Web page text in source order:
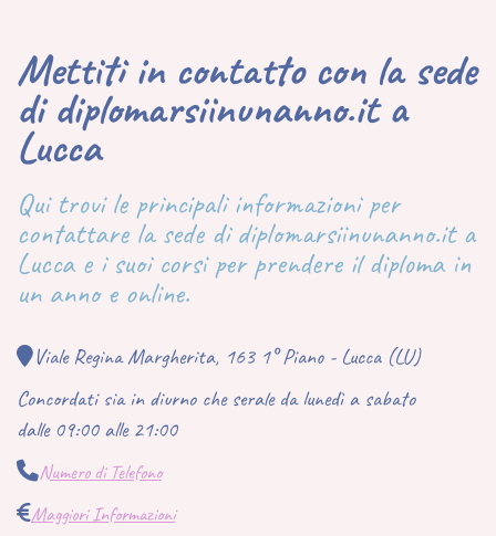
Mettiti in contatto con la sede
di diplomarsiinunanno.it a
Lucca
Qui trovi le principali informazioni per
contattare la sede di diplomarsiinunanno.it a
Lucca e i suoi corsi per prendere il diploma in
un anno e online.
Viale Regina Margherita, 163 1° Piano - Lucca (LU)
Concordati sia in diurno che serale da lunedì a sabato
dalle 09:00 alle 21:00
Numero di Telefono
Maggiori Informazioni